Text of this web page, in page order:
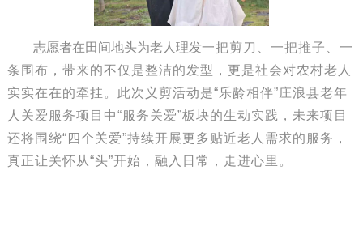
志愿者在田间地头为老人理发一把剪刀、一把推子、一
条围布，带来的不仅是整洁的发型，更是社会对农村老人
实实在在的牵挂。此次义剪活动是“乐龄相伴”庄浪县老年
人关爱服务项目中“服务关爱”板块的生动实践，未来项目
还将围绕“四个关爱”持续开展更多贴近老人需求的服务，
真正让关怀从“头”开始，融入日常，走进心里。